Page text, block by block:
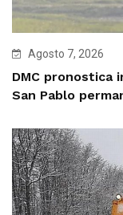
Agosto 7, 2026
DMC pronostica
San Pablo